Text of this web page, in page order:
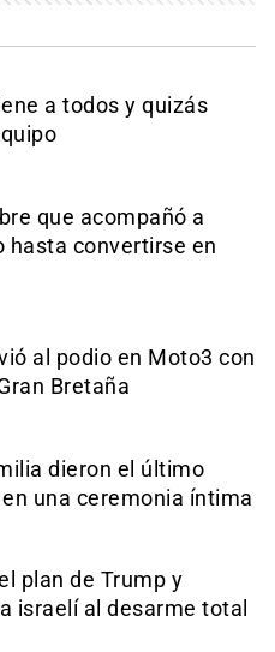
a todos y quizás
que acompañó a
hasta convertirse en
al podio en Moto3 con
Bretaña
dieron el último
una ceremonia íntima
plan de Trump y
israelí al desarme total